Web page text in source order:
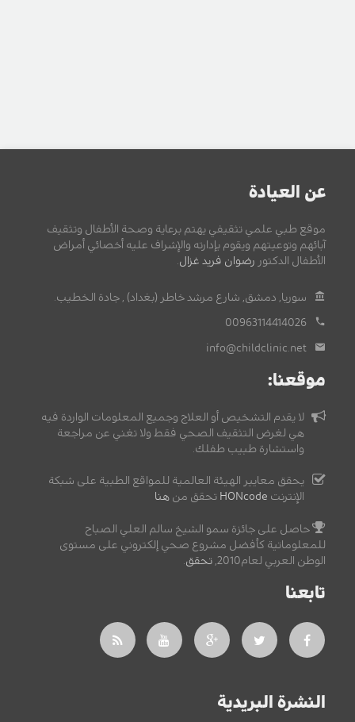
عن العيادة
موقع طبي علمي تثقيفي يهتم برعاية وصحة الأطفال وتثقيف
آبائهم وتوعيتهم ويقوم بإدارته والإشراف عليه أخصائي أمراض
الأطفال الدكتور رضوان فريد غزال.
سوريا, دمشق, شارع مرشد خاطر (بغداد) , جادة الخطيب.
00963114414026
info@childclinic.net
موقعنا:
لا يقدم التشخيص أو العلاج وجميع المعلومات الواردة فيه
هي لغرض التثقيف الصحي فقط ولا تغني عن مراجعة
واستشارة طبيب طفلك.
يحقق معايير الهيئة العالمية للمواقع الطبية على شبكة
الإنترنت HONcode تحقق من هنا
حاصل على جائزة سمو الشيخ سالم العلي الصباح
للمعلوماتية كأفضل مشروع صحي إلكتروني على مستوى
الوطن العربي لعام2010,
تحقق.
تابعنا
النشرة البريدية